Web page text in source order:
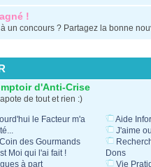
!
un concours ? Partagez la bonne
d'Anti-Crise
de tout et rien :)
le Facteur m'a
des Gourmands
Moi qui l'ai fait !
à part
Aide
J'aime
Dons
Vie